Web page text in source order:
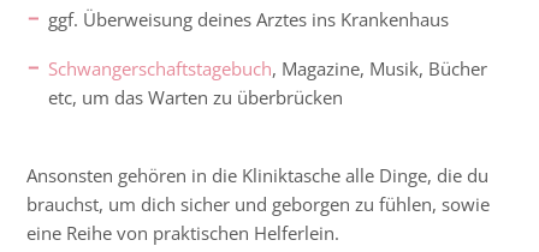
ggf. Überweisung deines Arztes ins Krankenhaus
Schwangerschaftstagebuch, Magazine, Musik, Bücher
etc, um das Warten zu überbrücken
Ansonsten gehören in die Kliniktasche alle Dinge, die du
brauchst, um dich sicher und geborgen zu fühlen, sowie
eine Reihe von praktischen Helferlein.